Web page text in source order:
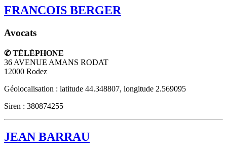
FRANCOIS BERGER
Avocats
✆ TÉLÉPHONE
36 AVENUE AMANS RODAT
12000 Rodez
Géolocalisation : latitude 44.348807, longitude 2.569095
Siren : 380874255
JEAN BARRAU